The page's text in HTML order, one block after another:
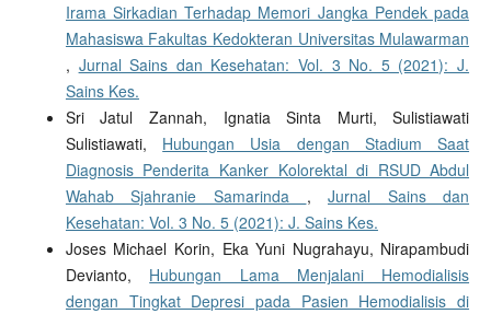
Irama Sirkadian Terhadap Memori Jangka Pendek pada
Mahasiswa Fakultas Kedokteran Universitas Mulawarman
, Jurnal Sains dan Kesehatan: Vol. 3 No. 5 (2021): J.
Sains Kes.
Sri Jatul Zannah, Ignatia Sinta Murti, Sulistiawati
Sulistiawati, Hubungan Usia dengan Stadium Saat
Diagnosis Penderita Kanker Kolorektal di RSUD Abdul
Wahab Sjahranie Samarinda ,Jurnal Sains dan
Kesehatan: Vol. 3 No. 5 (2021): J. Sains Kes.
Joses Michael Korin, Eka Yuni Nugrahayu, Nirapambudi
Devianto, Hubungan Lama Menjalani Hemodialisis
dengan Tingkat Depresi pada Pasien Hemodialisis di